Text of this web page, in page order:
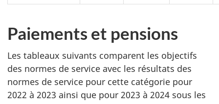
Paiements et pensions
Les tableaux suivants comparent les objectifs
des normes de service avec les résultats des
normes de service pour cette catégorie pour
2022 à 2023 ainsi que pour 2023 à 2024 sous les